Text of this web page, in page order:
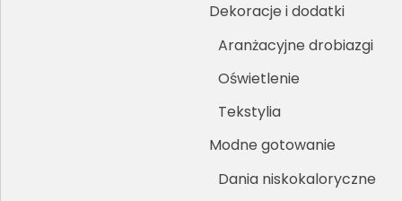
Dekoracje i dodatki
Aranżacyjne drobiazgi
Oświetlenie
Tekstylia
Modne gotowanie
Dania niskokaloryczne